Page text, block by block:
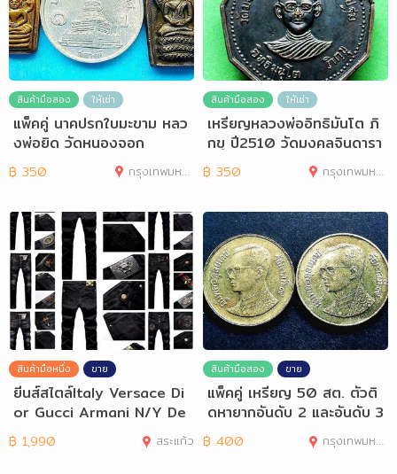
สินค้ามือสอง ให้เช่า
แพ็คคู่ นาคปรกใบมะขาม หลว
งพ่อยิด วัดหนองจอก
฿ 350 กรุงเทพมหานคร
สินค้ามือสอง ให้เช่า
เหรียญหลวงพ่ออิทธิมันโต ภิ
กขุ ปี2510 วัดมงคลจินดารา
มไร่ขิง
฿ 350 กรุงเทพมหานคร
สินค้ามือหนึ่ง ขาย
ยีนส์สไตล์Italy Versace Di
or Gucci Armani N/Y De
nim Jeans
฿ 1,990 สระแก้ว
สินค้ามือสอง ขาย
แพ็คคู่ เหรียญ 50 สต. ตัวติ
ดหายากอันดับ 2 และอันดับ 3
฿ 400 กรุงเทพมหานคร